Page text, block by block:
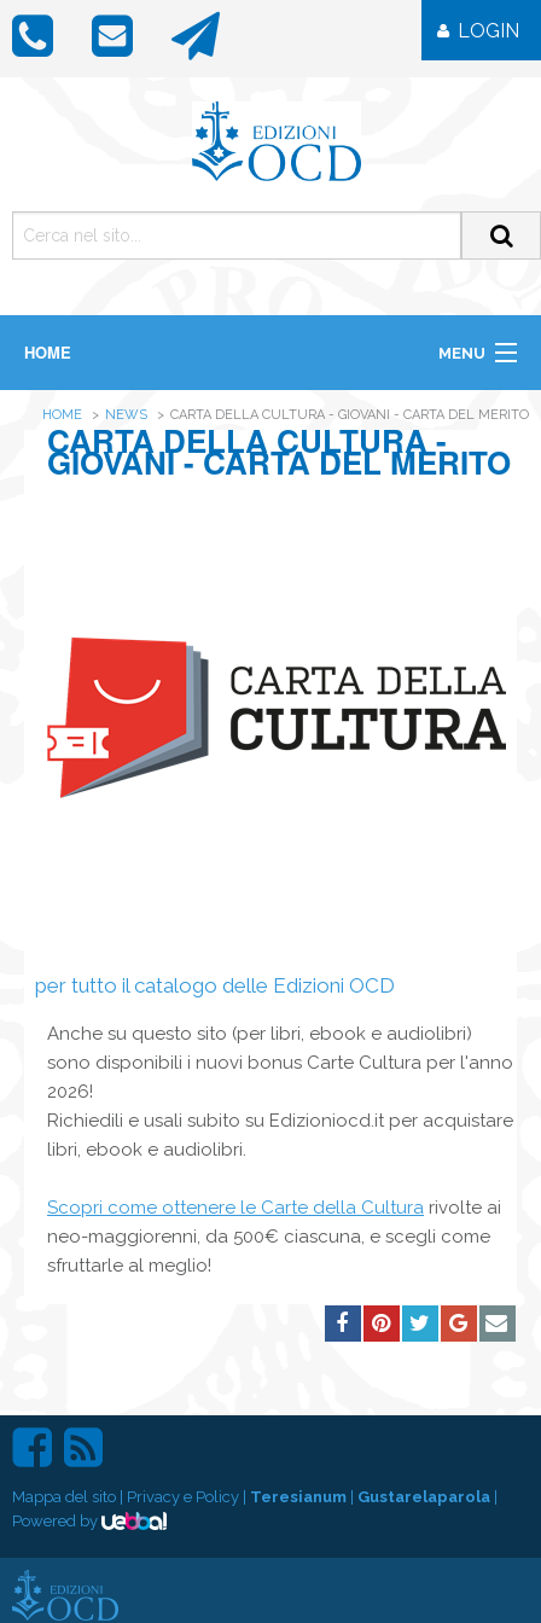
LOGIN
HOME MENU
LIBRI
RIVISTE
ICONE
HOME NEWS CARTA DELLA CULTURA - GIOVANI - CARTA DEL MERITO
CARTA DELLA CULTURA -
GIOVANI - CARTA DEL MERITO
per tutto il catalogo delle Edizioni OCD
Anche su questo sito (per libri, ebook e audiolibri)
sono disponibili i nuovi bonus Carte Cultura per l'anno
2026!
Richiedili e usali subito su Edizioniocd.it per acquistare
libri, ebook e audiolibri.
Scopri come ottenere le Carte della Cultura rivolte ai
neo-maggiorenni, da 500€ ciascuna, e scegli come
sfruttarle al meglio!
Mappa del sito | Privacy e Policy | Teresianum | Gustarelaparola |
Powered by